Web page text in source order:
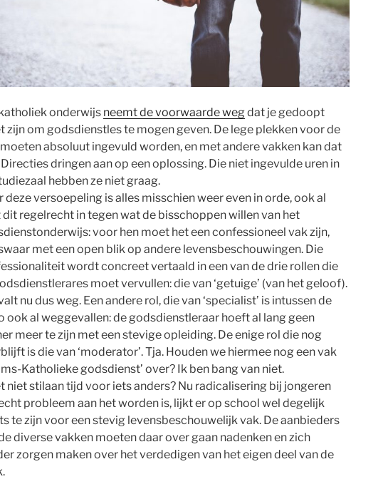
onderwijs neemt de voorwaarde wegdat je gedoopt
zijn om godsdienstles te mogen geven. De lege plekken voor de
absoluut ingevuld worden, en met andere vakken kan dat
dringen aan op een oplossing. Die niet ingevulde uren in
hebben ze niet graag.
deze versoepeling is alles misschien weer even in orde, ook al
dit regelrecht in tegen wat de bisschoppen willen van het
voor hen moet het een confessioneel vak zijn,
met een open blik op andere levensbeschouwingen. Die
wordt concreet vertaald in een van de drie rollen die
moet vervullen: die van ‘getuige’ (van het geloof).
nu dus weg. Een andere rol, die van ‘specialist’ is intussen de
ook al weggevallen: de godsdienstleraar hoeft al lang geen
meer te zijn met een stevige opleiding. De enige rol die nog
is die van ‘moderator’. Tja. Houden we hiermee nog een vak
Katholieke godsdienst’ over? Ik ben bang van niet.
niet stilaan tijd voor iets anders? Nu radicalisering bij jongeren
probleem aan het worden is, lijkt er op school wel degelijk
te zijn voor een stevig levensbeschouwelijk vak. De aanbieders
diverse vakken moeten daar over gaan nadenken en zich
zorgen maken over het verdedigen van het eigen deel van de